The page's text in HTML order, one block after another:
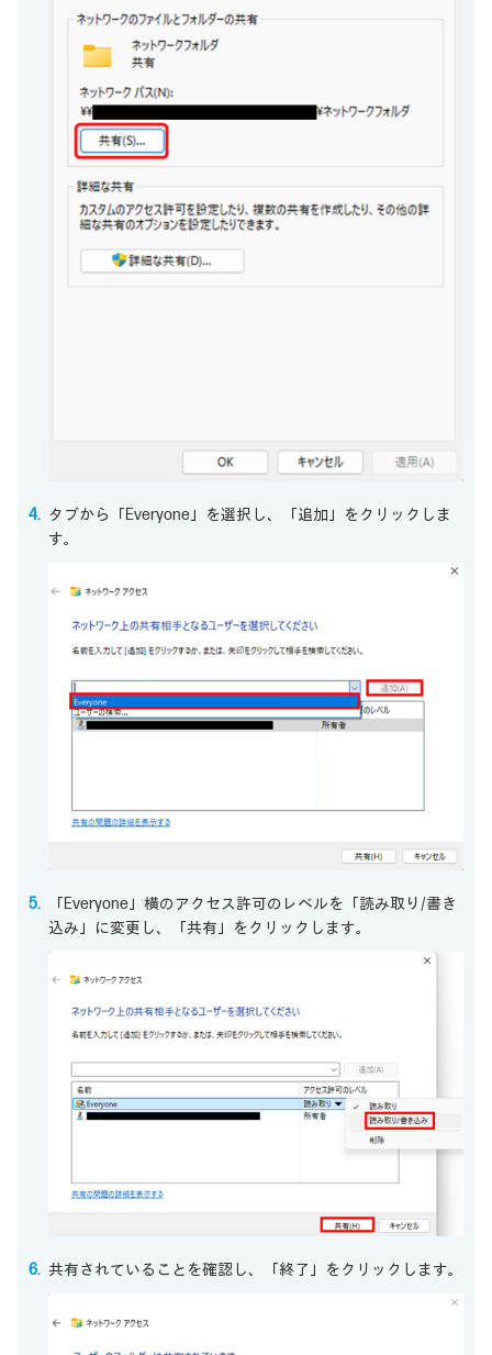
タブから「Everyone」を選択し、「追加」をクリックしま
す。
「Everyone」横のアクセス許可のレベルを「読み取り/書き
込み」に変更し、「共有」をクリックします。
共有されていることを確認し、「終了」をクリックします。